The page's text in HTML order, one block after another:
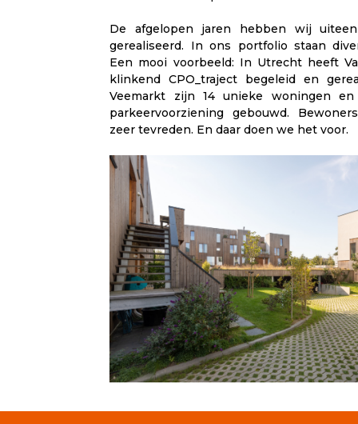
De afgelopen jaren hebben wij
gerealiseerd. In ons portfolio staan
Een mooi voorbeeld: In Utrecht heeft
klinkend CPO_traject begeleid en
Veemarkt zijn 14 unieke woningen
parkeervoorziening gebouwd.
zeer tevreden. En daar doen we het voor.